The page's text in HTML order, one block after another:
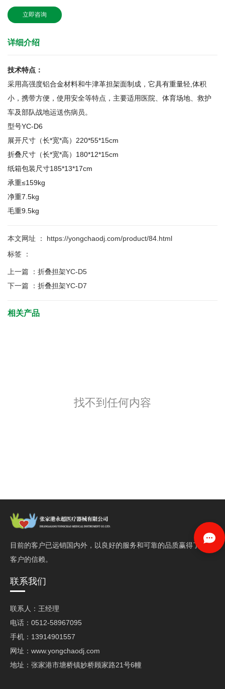
立即咨询
详细介绍
技术特点：
采用高强度铝合金材料和牛津革担架面制成，它具有重量轻,体积
小，携带方便，使用安全等特点，主要适用医院、体育场地、救护
车及部队战地运送伤病员。
型号YC-D6
展开尺寸（长*宽*高）220*55*15cm
折叠尺寸（长*宽*高）180*12*15cm
纸箱包装尺寸185*13*17cm
承重≤159kg
净重7.5kg
毛重9.5kg
本文网址 ： https://yongchaodj.com/product/84.html
标签 ：
上一篇 ： 折叠担架YC-D5
下一篇 ： 折叠担架YC-D7
相关产品
找不到任何内容
目前的客户已远销国内外，以良好的服务和可靠的品质赢得了
客户的信赖。
联系我们
联系人：王经理
电话：0512-58967095
手机：13914901557
网址：www.yongchaodj.com
地址：张家港市塘桥镇妙桥顾家路21号6幢